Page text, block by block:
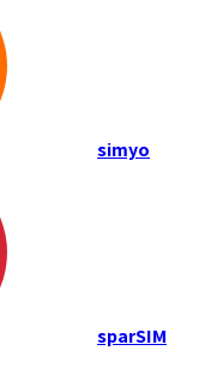
simyo
sparSIM